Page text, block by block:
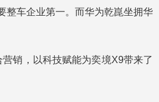
整车企业第一。而华为乾崑坐拥华
销，以科技赋能为奕境X9带来了